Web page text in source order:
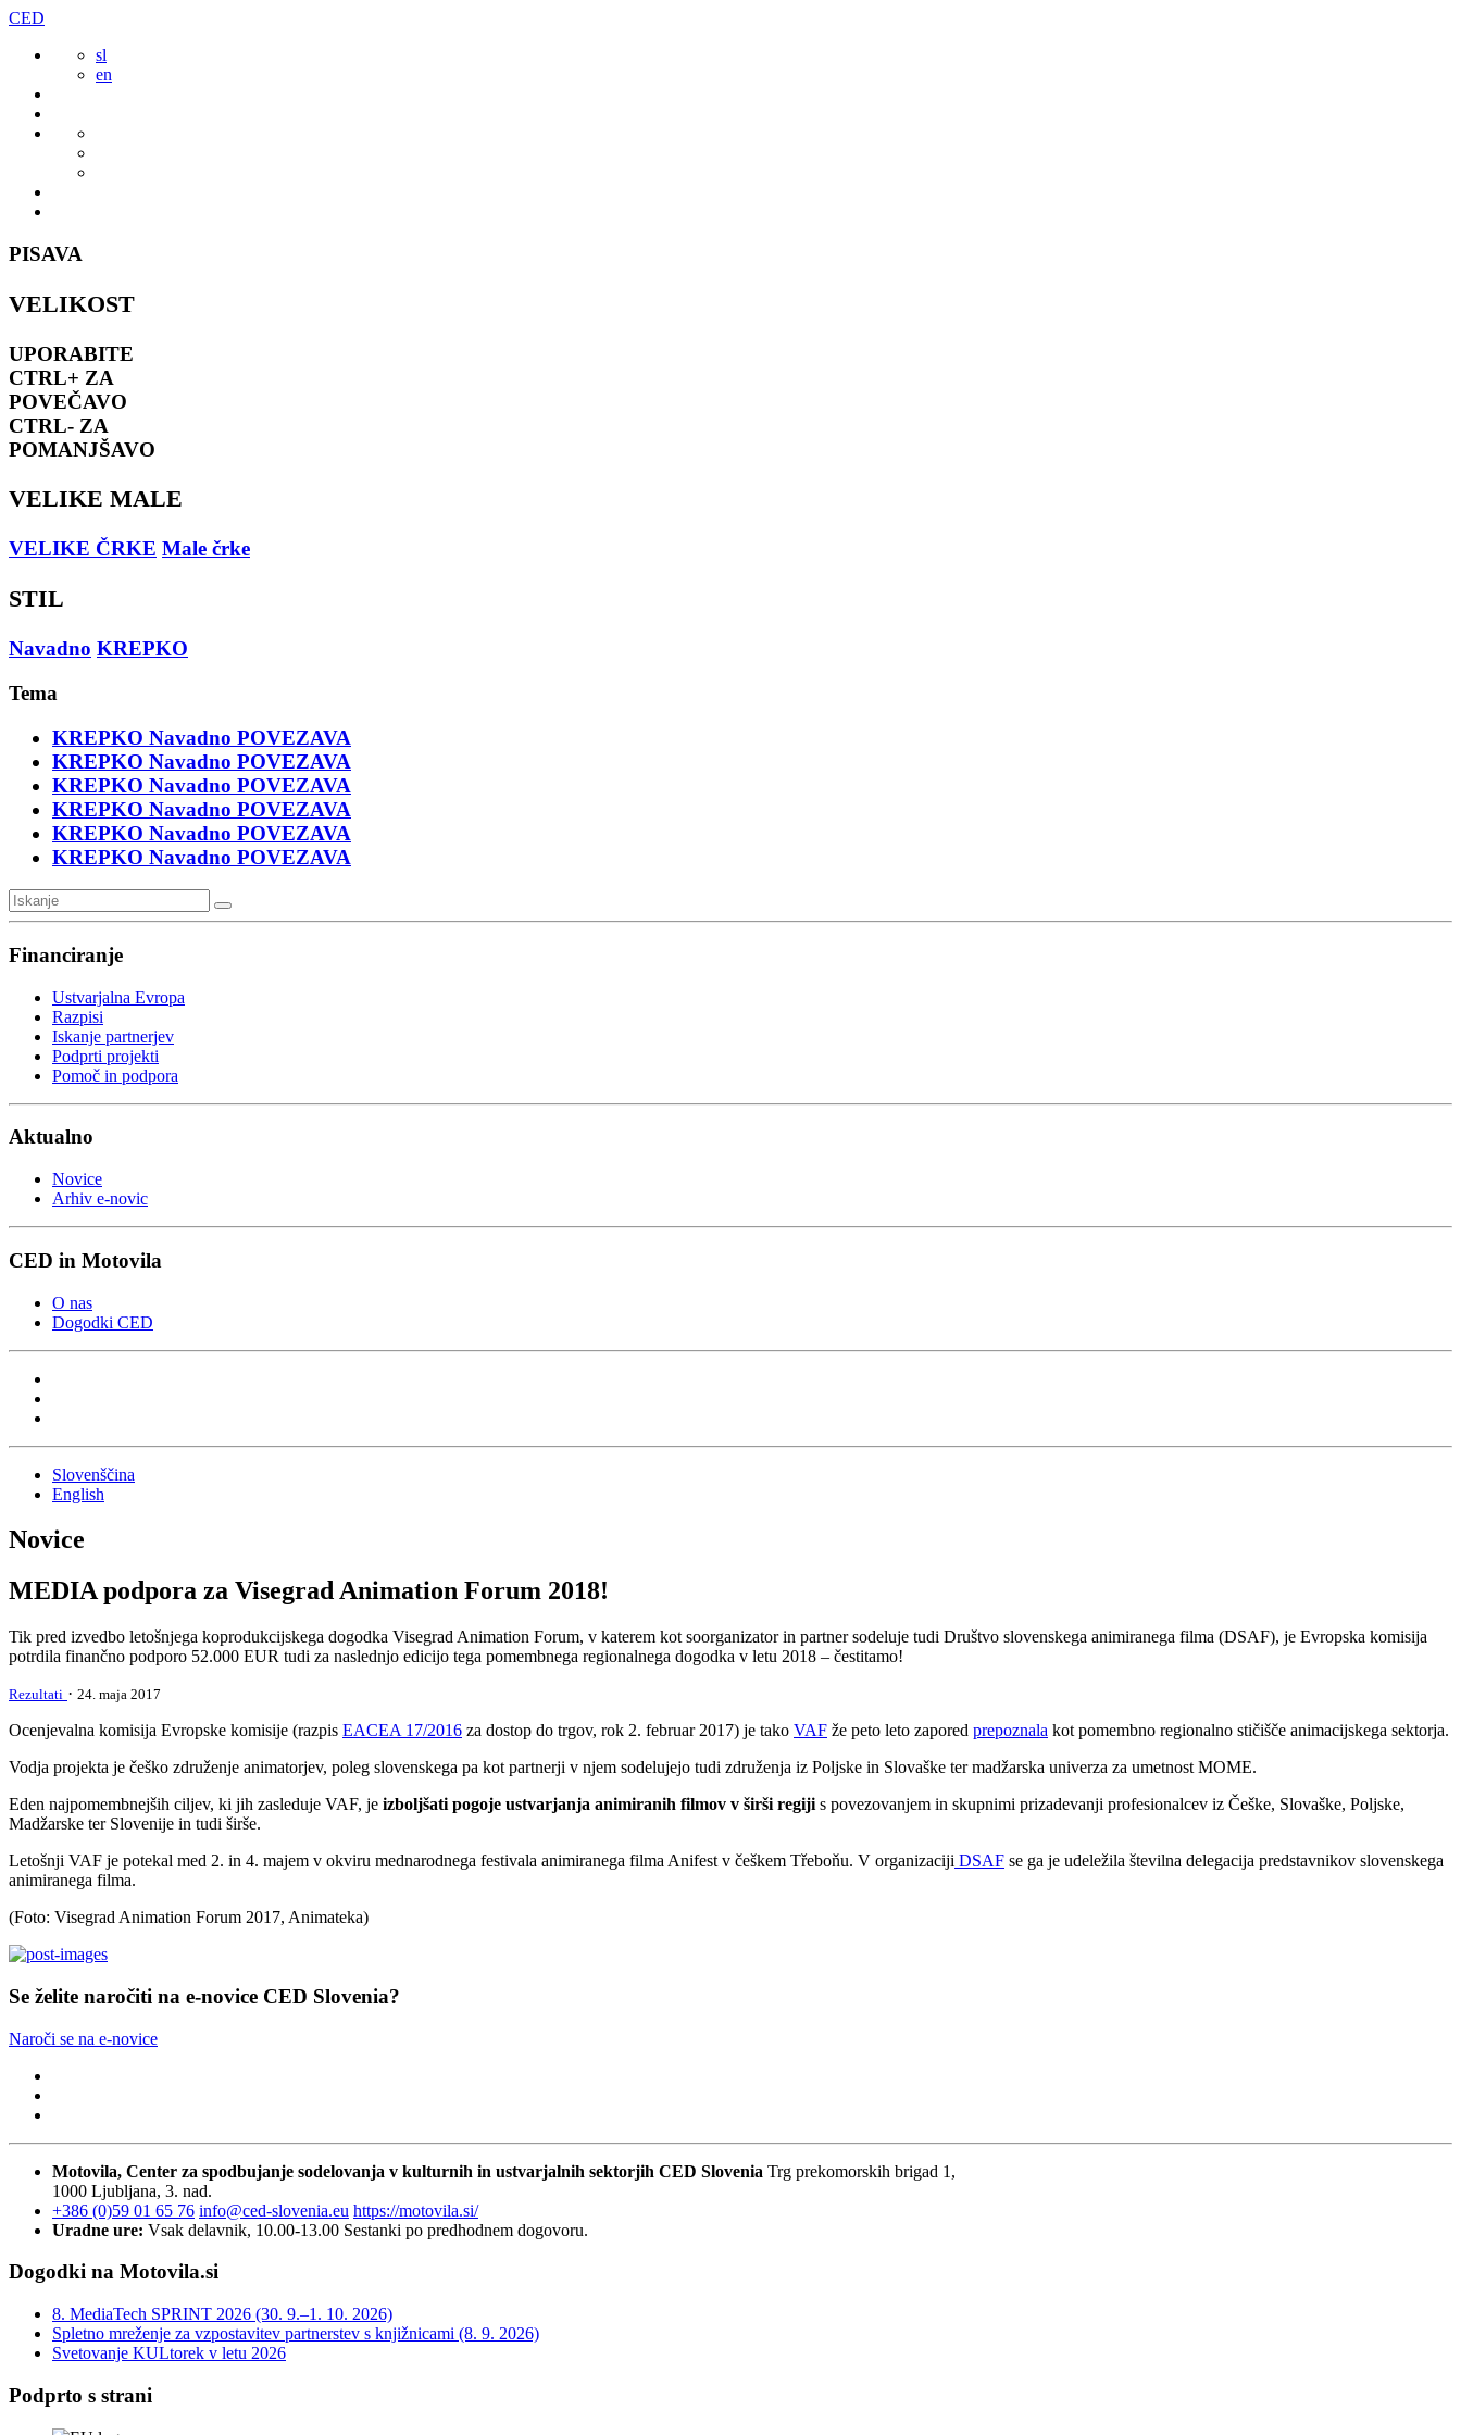
Preskoči
vsebine
CED
sl
en
PISAVA
VELIKOST
UPORABITE
CTRL+ ZA
POVEČAVO
CTRL- ZA
POMANJŠAVO
VELIKE MALE
VELIKE ČRKE Male črke
STIL
Navadno KREPKO
Tema
KREPKO Navadno POVEZAVA
KREPKO Navadno POVEZAVA
KREPKO Navadno POVEZAVA
KREPKO Navadno POVEZAVA
KREPKO Navadno POVEZAVA
KREPKO Navadno POVEZAVA
Financiranje
Ustvarjalna Evropa
Razpisi
Iskanje partnerjev
Podprti projekti
Pomoč in podpora
Aktualno
Novice
Arhiv e-novic
CED in Motovila
O nas
Dogodki CED
Slovenščina
English
Novice
MEDIA podpora za Visegrad Animation Forum 2018!
Tik pred izvedbo letošnjega koprodukcijskega dogodka Visegrad Animation Forum, v katerem kot soorganizator in partner sodeluje tudi Društvo slovenskega animiranega filma (DSAF), je Evropska komisija
potrdila finančno podporo 52.000 EUR tudi za naslednjo edicijo tega pomembnega regionalnega dogodka v letu 2018 ‒ čestitamo!
Rezultati · 24. maja 2017
Ocenjevalna komisija Evropske komisije (razpis EACEA 17/2016 za dostop do trgov, rok 2. februar 2017) je tako VAF že peto leto zapored prepoznala kot pomembno regionalno stičišče animacijskega sektorja.
Vodja projekta je češko združenje animatorjev, poleg slovenskega pa kot partnerji v njem sodelujejo tudi združenja iz Poljske in Slovaške ter madžarska univerza za umetnost MOME.
Eden najpomembnejših ciljev, ki jih zasleduje VAF, je izboljšati pogoje ustvarjanja animiranih filmov v širši regiji s povezovanjem in skupnimi prizadevanji profesionalcev iz Češke, Slovaške, Poljske,
Madžarske ter Slovenije in tudi širše.
Letošnji VAF je potekal med 2. in 4. majem v okviru mednarodnega festivala animiranega filma Anifest v češkem Třeboňu. V organizaciji DSAF se ga je udeležila številna delegacija predstavnikov slovenskega
animiranega filma.
(Foto: Visegrad Animation Forum 2017, Animateka)
Se želite naročiti na e-novice CED Slovenia?
Naroči se na e-novice
Motovila, Center za spodbujanje sodelovanja v kulturnih in ustvarjalnih sektorjih CED Slovenia Trg prekomorskih brigad 1,
1000 Ljubljana, 3. nad.
+386 (0)59 01 65 76 info@ced-slovenia.eu https://motovila.si/
Uradne ure: Vsak delavnik, 10.00-13.00 Sestanki po predhodnem dogovoru.
Dogodki na Motovila.si
8. MediaTech SPRINT 2026 (30. 9.–1. 10. 2026)
Spletno mreženje za vzpostavitev partnerstev s knjižnicami (8. 9. 2026)
Svetovanje KULtorek v letu 2026
Podprto s strani